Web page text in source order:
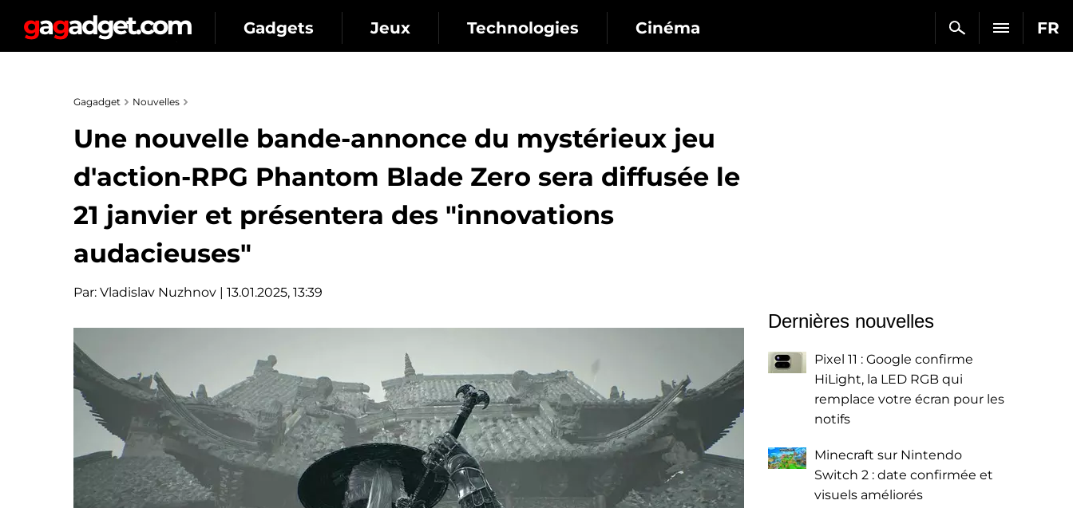
FR
Gadgets Jeux Technologies Cinéma
Gagadget Nouvelles
Une nouvelle bande-annonce du mystérieux jeu
d'action-RPG Phantom Blade Zero sera diffusée le
21 janvier et présentera des "innovations
audacieuses"
Par: Vladislav Nuzhnov | 13.01.2025, 13:39
Dernières nouvelles
Pixel 11 : Google confirme
HiLight, la LED RGB qui
remplace votre écran pour les
notifs
Minecraft sur Nintendo
Switch 2 : date confirmée et
visuels améliorés